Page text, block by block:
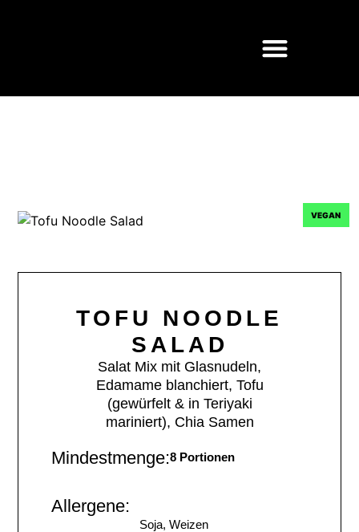
TOFU NOODLE
SALAD
Salat Mix mit Glasnudeln,
Edamame blanchiert, Tofu
(gewürfelt & in Teriyaki
mariniert), Chia Samen
Mindestmenge:8 Portionen
Allergene:
Soja, Weizen
VEGAN